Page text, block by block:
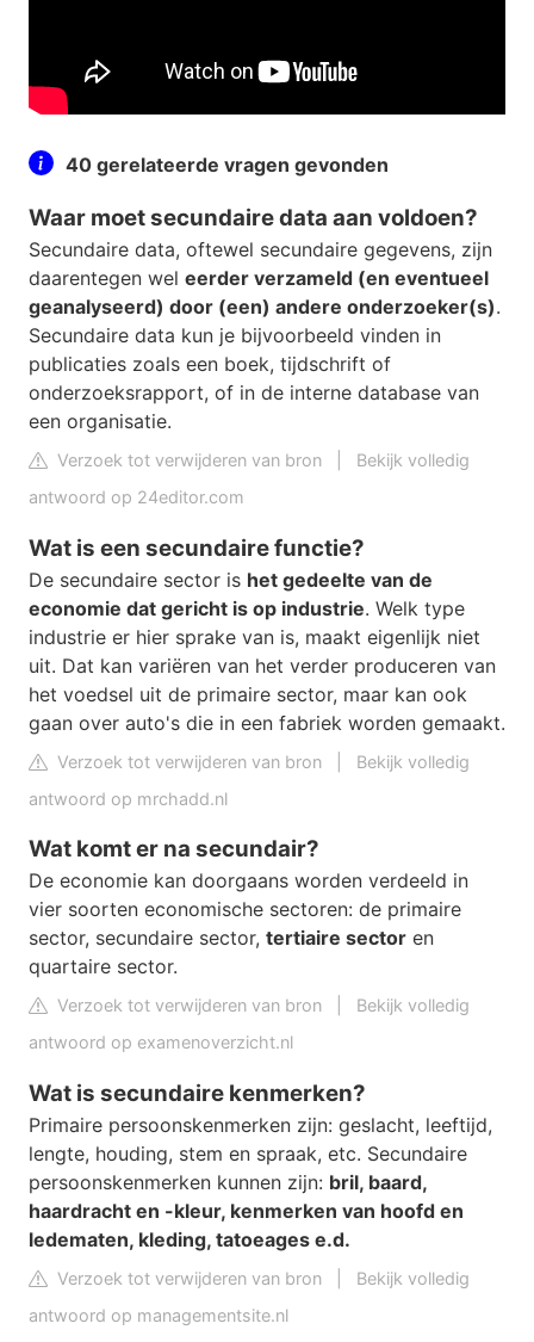
40 gerelateerde vragen gevonden
Waar moet secundaire data aan voldoen?
Secundaire data, oftewel secundaire gegevens, zijn
daarentegen wel eerder verzameld (en eventueel
geanalyseerd) door (een) andere onderzoeker(s).
Secundaire data kun je bijvoorbeeld vinden in
publicaties zoals een boek, tijdschrift of
onderzoeksrapport, of in de interne database van
een organisatie.
Verzoek tot verwijderen van bron
Bekijk volledig
antwoord op 24editor.com
Wat is een secundaire functie?
De secundaire sector is het gedeelte van de
economie dat gericht is op industrie. Welk type
industrie er hier sprake van is, maakt eigenlijk niet
uit. Dat kan variëren van het verder produceren van
het voedsel uit de primaire sector, maar kan ook
gaan over auto's die in een fabriek worden gemaakt.
Verzoek tot verwijderen van bron
Bekijk volledig
antwoord op mrchadd.nl
Wat komt er na secundair?
De economie kan doorgaans worden verdeeld in
vier soorten economische sectoren: de primaire
sector, secundaire sector, tertiaire sector en
quartaire sector.
Verzoek tot verwijderen van bron
Bekijk volledig
antwoord op examenoverzicht.nl
Wat is secundaire kenmerken?
Primaire persoonskenmerken zijn: geslacht, leeftijd,
lengte, houding, stem en spraak, etc. Secundaire
persoonskenmerken kunnen zijn: bril, baard,
haardracht en -kleur, kenmerken van hoofd en
ledematen, kleding, tatoeages e.d.
Verzoek tot verwijderen van bron
Bekijk volledig
antwoord op managementsite.nl